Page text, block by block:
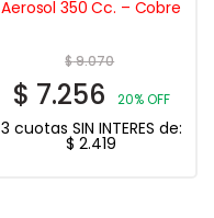
Aerosol 350 Cc. – Cobre
$9.070
$ 7.256 20% OFF
3 cuotas SIN INTERES de:
$ 2.419